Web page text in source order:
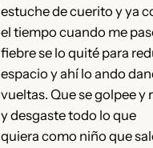
estuche de cuerito y ya
el tiempo cuando me
fiebre se lo quité para
espacio y ahí lo ando
vueltas. Que se golpee y
y desgaste todo lo que
quiera como niño que